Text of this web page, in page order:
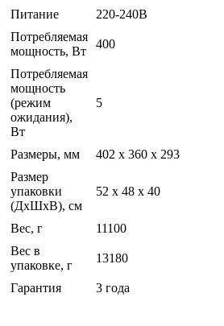
Питание
220-240В
Потребляемая
мощность, Вт
400
Потребляемая
мощность
(режим
ожидания),
Вт
5
Размеры, мм
402 x 360 x 293
Размер
упаковки
(ДхШхВ), см
52 x 48 x 40
Вес, г
11100
Вес в
упаковке, г
13180
Гарантия 3 года